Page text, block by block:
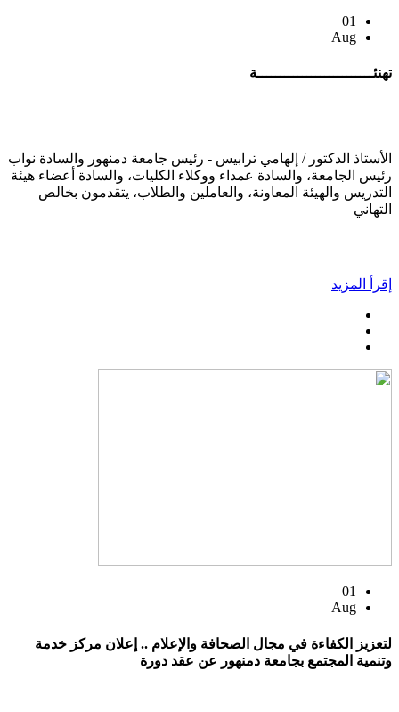
01
Aug
تهنئــــــــــــــــــــــــــة
الأستاذ الدكتور / إلهامي ترابيس - رئيس جامعة دمنهور والسادة نواب
رئيس الجامعة، والسادة عمداء ووكلاء الكليات، والسادة أعضاء هيئة
التدريس والهيئة المعاونة، والعاملين والطلاب، يتقدمون بخالص
التهاني
إقرأ المزيد
01
Aug
لتعزيز الكفاءة في مجال الصحافة والإعلام .. إعلان مركز خدمة
وتنمية المجتمع بجامعة دمنهور عن عقد دورة